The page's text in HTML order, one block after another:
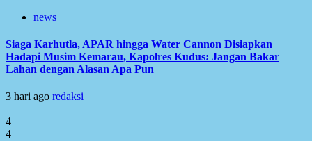
news
Siaga Karhutla, APAR hingga Water Cannon Disiapkan
Hadapi Musim Kemarau, Kapolres Kudus: Jangan Bakar
Lahan dengan Alasan Apa Pun
3 hari ago redaksi
4
4